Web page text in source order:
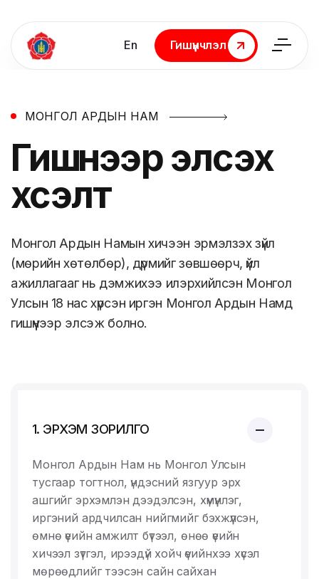
En
Гишүүнчлэл
Гишүүнчлэл
МОНГОЛ АРДЫН НАМ
Гишүүнээрэлсэх
хүсэлт
Монгол Ардын Намын хичээн эрмэлзэх зүйл
(мөрийн хөтөлбөр), дүрмийг зөвшөөрч, үйл
ажиллагааг нь дэмжихээ илэрхийлсэн Монгол
Улсын 18 нас хүрсэн иргэн Монгол Ардын Намд
гишүүнээр элсэж болно.
1. ЭРХЭМ ЗОРИЛГО
Монгол Ардын Нам нь Монгол Улсын
тусгаар тогтнол, үндэсний язгуур эрх
ашгийг эрхэмлэн дээдэлсэн, хүмүүнлэг,
иргэний ардчилсан нийгмийг бэхжүүлсэн,
өмнө үеийн амжилт бүтээл, өнөө үеийн
хичээл зүтгэл, ирээдүй хойч үеийнхээ хүсэл
мөрөөдлийг тээсэн сайн сайхан